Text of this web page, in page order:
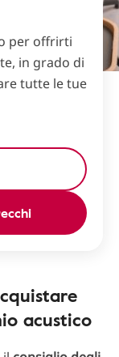
per offrirti
in grado di
tutte le tue
acustico